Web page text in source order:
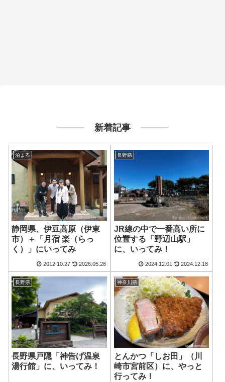
新着記事
泊まる
静岡県、伊豆高原（伊東
市）＋「月宿 楽（らっ
く）」にいってみ
2012.10.27 2026.05.28
長野県
JR線の中で一番高い所に
位置する「野辺山駅」
に、いってみ！
2024.12.01 2024.12.18
長野県
長野県戸隠「神告げ温泉
湯行館」に、いってみ！
神奈川県
とんかつ「しお田」（川
崎市宮前区）に、やっと
行ってみ！